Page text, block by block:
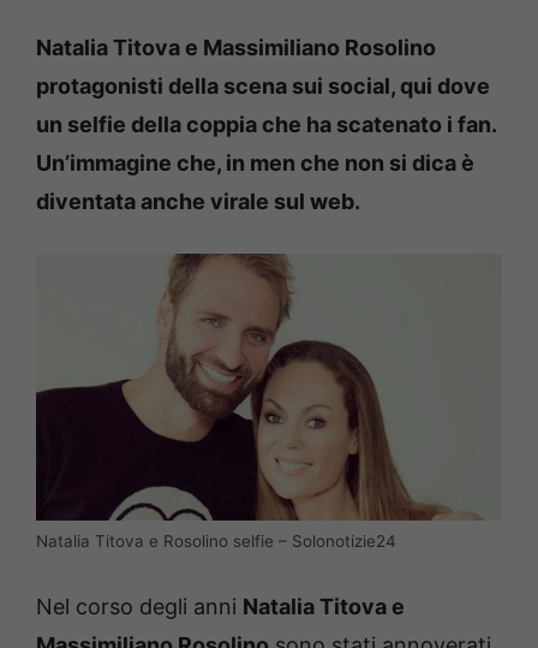
Natalia Titova e Massimiliano Rosolino
protagonisti della scena sui social, qui dove
un selfie della coppia che ha scatenato i fan.
Un’immagine che, in men che non si dica è
diventata anche virale sul web.
Natalia Titova e Rosolino selfie – Solonotizie24
Nel corso degli anni Natalia Titova e